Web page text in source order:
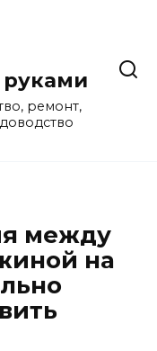
ремонт,
между
на